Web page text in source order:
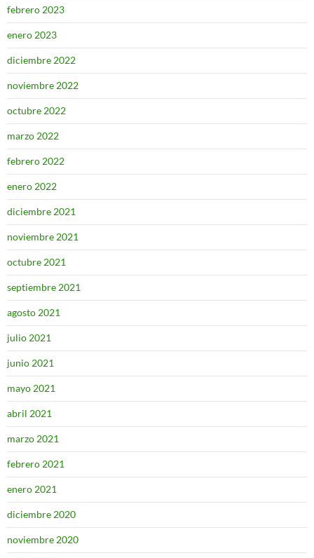
febrero 2023
enero 2023
diciembre 2022
noviembre 2022
octubre 2022
marzo 2022
febrero 2022
enero 2022
diciembre 2021
noviembre 2021
octubre 2021
septiembre 2021
agosto 2021
julio 2021
junio 2021
mayo 2021
abril 2021
marzo 2021
febrero 2021
enero 2021
diciembre 2020
noviembre 2020